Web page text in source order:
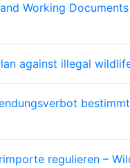
Working
against illegal
regulieren –